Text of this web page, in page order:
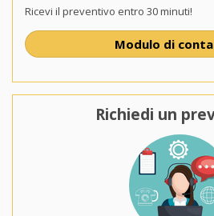
Ricevi il preventivo entro 30 minuti!
Modulo di
Richiedi un